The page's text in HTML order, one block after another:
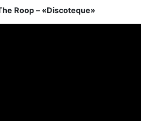
Roop – «Discoteque»